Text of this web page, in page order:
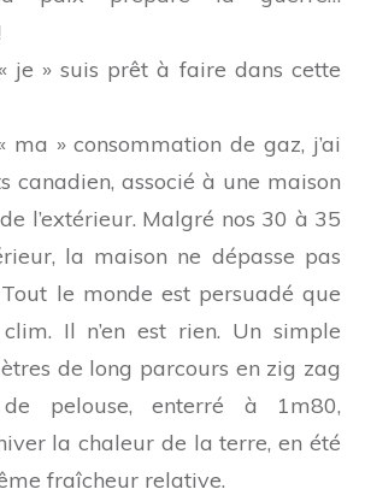
je » suis prêt à faire dans cette
ma » consommation de gaz, j’ai
canadien, associé à une maison
l’extérieur. Malgré nos 30 à 35
la maison ne dépasse pas
le monde est persuadé que
Il n’en est rien. Un simple
de long parcours en zig zag
pelouse, enterré à 1m80,
la chaleur de la terre, en été
fraîcheur relative.